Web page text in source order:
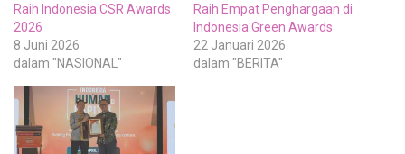
Raih Indonesia CSR Awards
2026
8 Juni 2026
dalam "NASIONAL"
Raih Empat Penghargaan di
Indonesia Green Awards
22 Januari 2026
dalam "BERITA"